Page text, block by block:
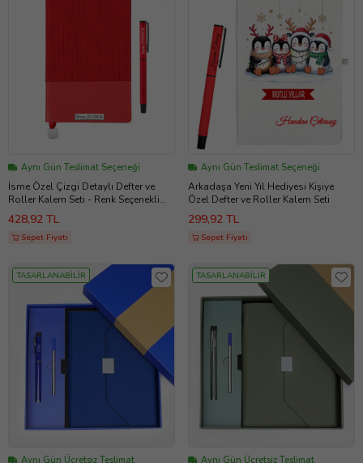
Aynı Gün Teslimat Seçeneği
İsme Özel Çizgi Detaylı Defter ve
Roller Kalem Seti - Renk Seçenekli
(Kırmızı)
428,92 TL
Sepet Fiyatı
Aynı Gün Teslimat Seçeneği
Arkadaşa Yeni Yıl Hediyesi Kişiye
Özel Defter ve Roller Kalem Seti
299,92 TL
Sepet Fiyatı
TASARLANABİLİR
Aynı Gün Ücretsiz Teslimat
TASARLANABİLİR
Aynı Gün Ücretsiz Teslimat